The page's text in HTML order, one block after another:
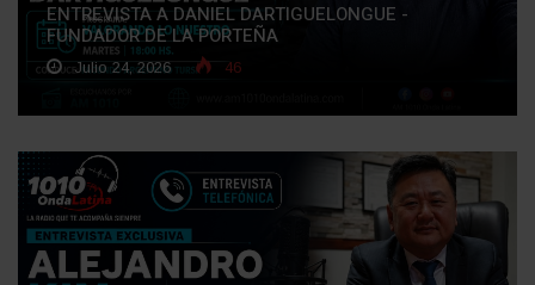
ENTREVISTA A DANIEL DARTIGUELONGUE -
FUNDADOR DE LA PORTEÑA
Julio 24, 2026 46